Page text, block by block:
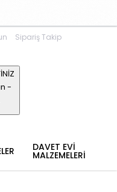
Sipariş Takip
-
DAVET EVİ
MALZEMELERİ